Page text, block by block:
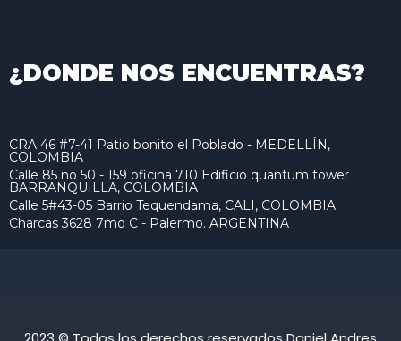
¿DONDE NOS ENCUENTRAS?
CRA 46 #7-41 Patio bonito el Poblado - MEDELLÍN,
COLOMBIA
Calle 85 no 50 - 159 oficina 710 Edificio quantum tower
BARRANQUILLA, COLOMBIA
Calle 5#43-05 Barrio Tequendama, CALI, COLOMBIA
Charcas 3628 7mo C - Palermo. ARGENTINA